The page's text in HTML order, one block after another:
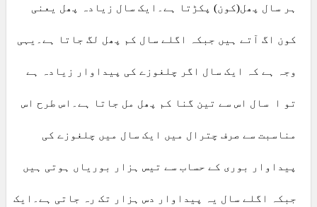
ہر سال پھل(کون) پکڑتا ہے۔ایک سال زیادہ پھل یعنی
کون اگ آتے ہیں جبکہ اگلے سال کم پھل لگ جاتا ہے۔یہی
وجہ ہے کہ ایک سال اگر چلغوزے کی پیداوار زیادہ ہے
تو ا سال اس سے تین گنا کم پھل مل جاتا ہے۔اس طرح اس
مناسبت سے صرف چترال میں ایک سال میں چلغوزے کی
پیداوار بوری کے حساب سے تیس ہزار بوریاں ہوتی ہیں
جبکہ اگلے سال یہ پیداوار دس ہزار تک رہ جاتی ہے۔ایک